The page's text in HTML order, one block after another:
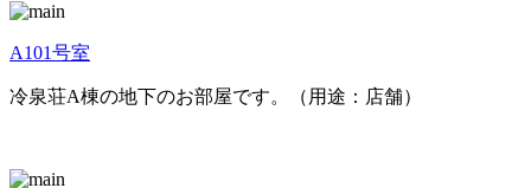
A101号室
冷泉荘A棟の地下のお部屋です。（用途：店舗）